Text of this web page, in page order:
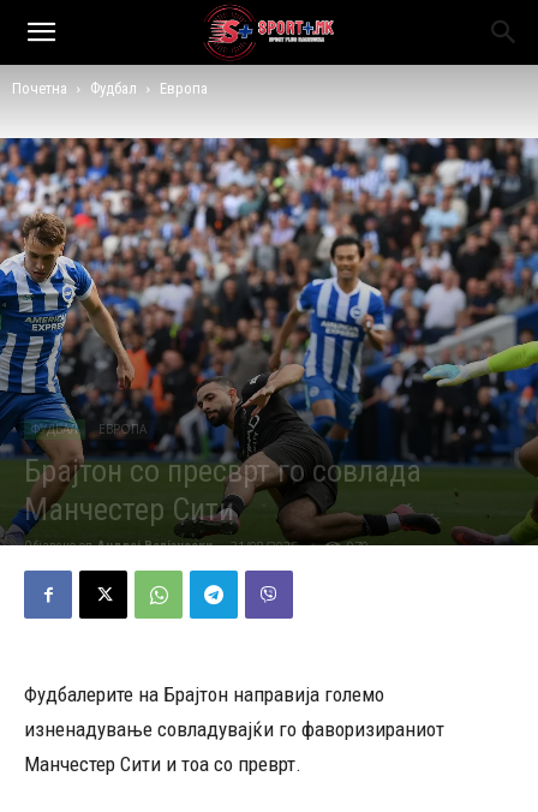
Почетна Фудбал Европа
ФУДБАЛ ЕВРОПА
Брајтон со пресврт го совлада
Манчестер Сити
Објавено од Андреј Велјаноски - 31/08/2025 970
Фудбалерите на Брајтон направија големо
изненадување совладувајќи го фаворизираниот
Манчестер Сити и тоа со преврт.